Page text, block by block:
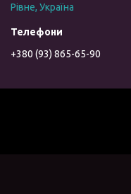
Рівне, Україна
+380 (93) 865-65-90